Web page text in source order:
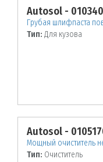
Autosol -
Грубая шлифпаста
Тип: Для кузова
Autosol -
Мощный очиститель
Тип: Очиститель